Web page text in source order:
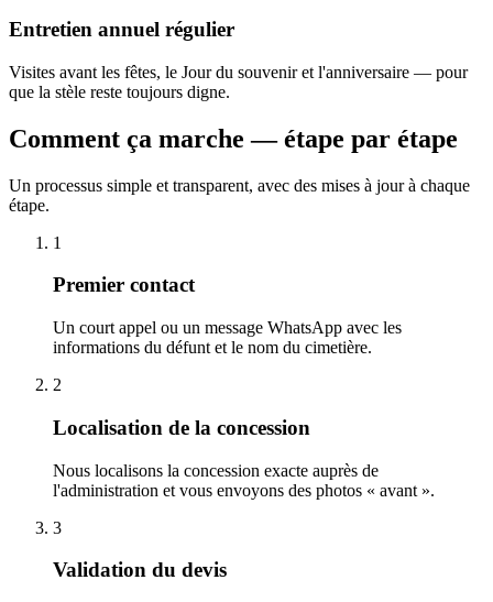
Entretien annuel régulier
Visites avant les fêtes, le Jour du souvenir et l'anniversaire — pour
que la stèle reste toujours digne.
Comment ça marche — étape par étape
Un processus simple et transparent, avec des mises à jour à chaque
étape.
1
Premier contact
Un court appel ou un message WhatsApp avec les
informations du défunt et le nom du cimetière.
2
Localisation de la concession
Nous localisons la concession exacte auprès de
l'administration et vous envoyons des photos « avant ».
3
Validation du devis